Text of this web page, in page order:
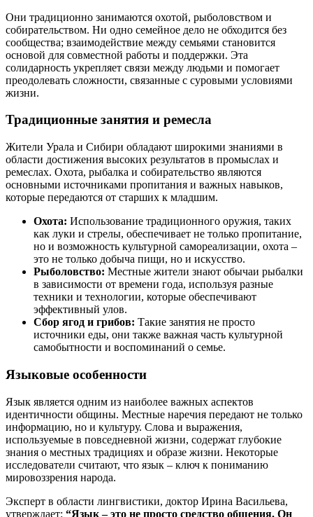
Они традиционно занимаются охотой, рыболовством и
собирательством. Ни одно семейное дело не обходится без
сообщества; взаимодействие между семьями становится
основой для совместной работы и поддержки. Эта
солидарность укрепляет связи между людьми и помогает
преодолевать сложности, связанные с суровыми условиями
жизни.
Традиционные занятия и ремесла
Жители Урала и Сибири обладают широкими знаниями в
области достижения высоких результатов в промыслах и
ремеслах. Охота, рыбалка и собирательство являются
основными источниками пропитания и важных навыков,
которые передаются от старших к младшим.
Охота: Использование традиционного оружия, таких
как луки и стрелы, обеспечивает не только пропитание,
но и возможность культурной самореализации, охота –
это не только добыча пищи, но и искусство.
Рыболовство: Местные жители знают обычаи рыбалки
в зависимости от времени года, используя разные
техники и технологии, которые обеспечивают
эффективный улов.
Сбор ягод и грибов: Такие занятия не просто
источники еды, они также важная часть культурной
самобытности и воспоминаний о семье.
Языковые особенности
Язык является одним из наиболее важных аспектов
идентичности общины. Местные наречия передают не только
информацию, но и культуру. Слова и выражения,
используемые в повседневной жизни, содержат глубокие
знания о местных традициях и образе жизни. Некоторые
исследователи считают, что язык – ключ к пониманию
мировоззрения народа.
Эксперт в области лингвистики, доктор Ирина Васильева,
утверждает: “Язык – это не просто средство общения. Он